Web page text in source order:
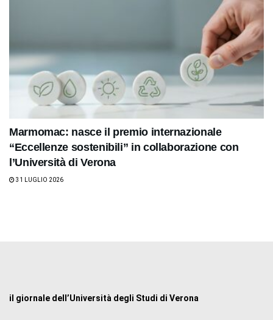
Marmomac: nasce il premio internazionale
“Eccellenze sostenibili” in collaborazione con
l’Università di Verona
31 LUGLIO 2026
il giornale dell’Università degli Studi di Verona